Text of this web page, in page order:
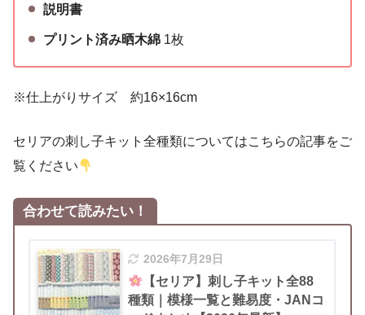
説明書
プリント済み晒木綿 1枚
※仕上がりサイズ 約16×16cm
セリアの刺し子キット全種類についてはこちらの記事をご
覧ください
合わせて読みたい！
2026年7月29日
【セリア】刺し子キット全88
種類｜模様一覧と難易度・JANコ